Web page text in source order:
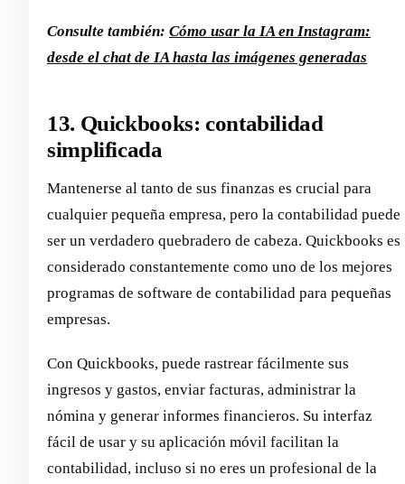
Consulte también: Cómo usar la IA en Instagram:
desde el chat de IA hasta las imágenes generadas
13. Quickbooks: contabilidad
simplificada
Mantenerse al tanto de sus finanzas es crucial para
cualquier pequeña empresa, pero la contabilidad puede
ser un verdadero quebradero de cabeza. Quickbooks es
considerado constantemente como uno de los mejores
programas de software de contabilidad para pequeñas
empresas.
Con Quickbooks, puede rastrear fácilmente sus
ingresos y gastos, enviar facturas, administrar la
nómina y generar informes financieros. Su interfaz
fácil de usar y su aplicación móvil facilitan la
contabilidad, incluso si no eres un profesional de la